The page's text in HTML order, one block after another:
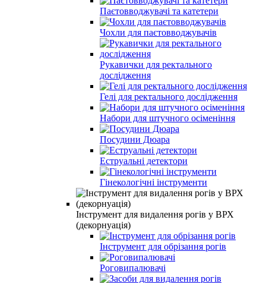
Паєтовводжувачі та катетери
Чохли для паєтовводжувачів
Рукавички для ректального
дослідження
Гелі для ректального дослідження
Набори для штучного осіменіння
Посудини Дюара
Еструальні детектори
Гінекологічні інструменти
Інструмент для видалення рогів у ВРХ
(декорнуація)
Інструмент для обрізання рогів
Роговипалювачі